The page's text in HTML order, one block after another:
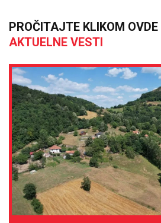
PROČITAJTE KLIKOM OVDE
AKTUELNE VESTI